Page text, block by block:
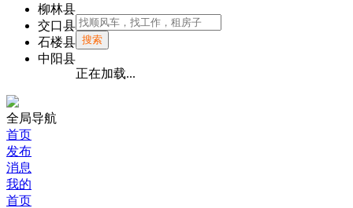
柳林县
交口县
石楼县
中阳县
搜索
正在加载...
全局导航
首页
发布
消息
我的
首页